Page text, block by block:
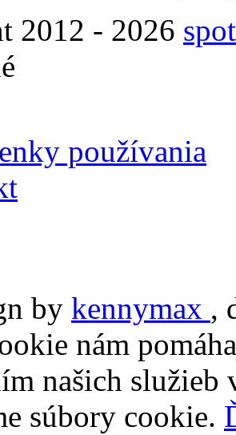
2012 - 2026
používania
by kennymax ,
nám
našich služieb
súbory cookie.